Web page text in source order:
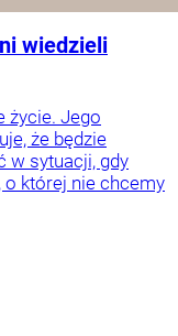
wiedzieli
życie. Jego
że będzie
w sytuacji, gdy
o której nie chcemy